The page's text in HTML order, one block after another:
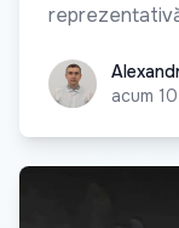
Alexandru
acum